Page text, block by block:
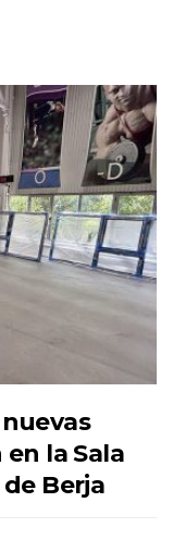
la Sala
Berja